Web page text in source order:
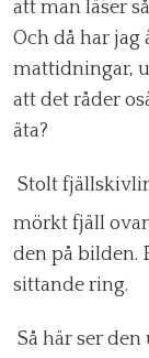
att man läser
Och då har
mattidningar,
att det råder
äta?
Stolt
mörkt fjäll
den på bilden.
sittande ring.
Så här ser